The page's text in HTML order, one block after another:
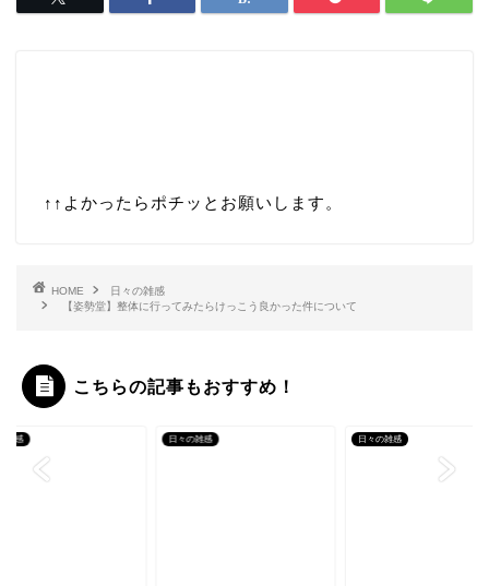
↑↑ よかったらポチッとお願いします。
HOME
日々の雑感
【姿勢堂】整体に行ってみたらけっこう良かった件について
こちらの記事もおすすめ！
雑感 日々の雑感 日々の雑感